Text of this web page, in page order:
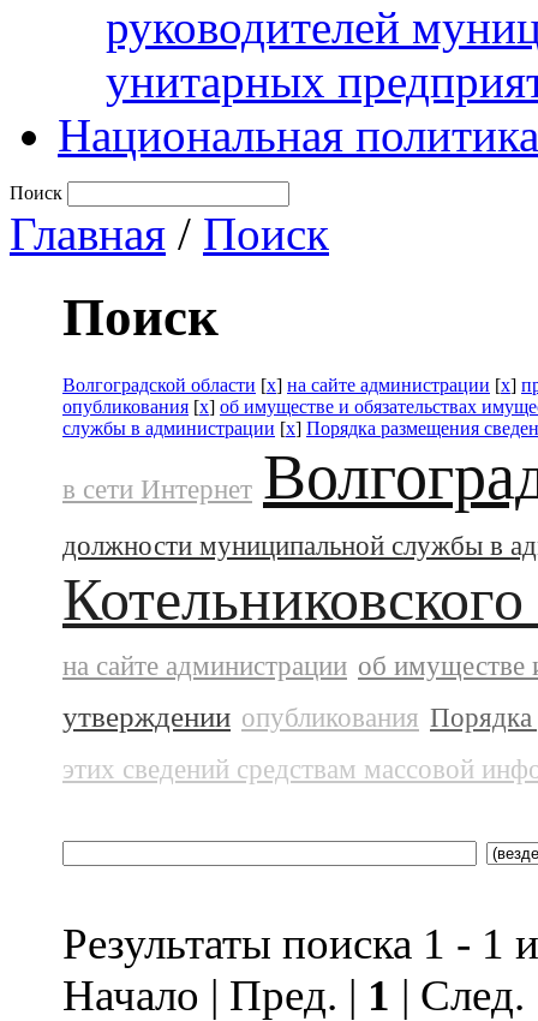
руководителей
унитарных
Национальная политика
Поиск
Главная / Поиск
Поиск
Волгоградской области [x] на сайте администрации [x]
опубликования [x] об имуществе и обязательствах
службы в администрации [x] Порядка размещения
в сети Интернет
должности муниципальной службы в
на сайте администрации об имуществе
утверждении опубликования Порядка
этих сведений средствам массовой
Результаты поиска 1 - 1
Начало | Пред. | 1 |